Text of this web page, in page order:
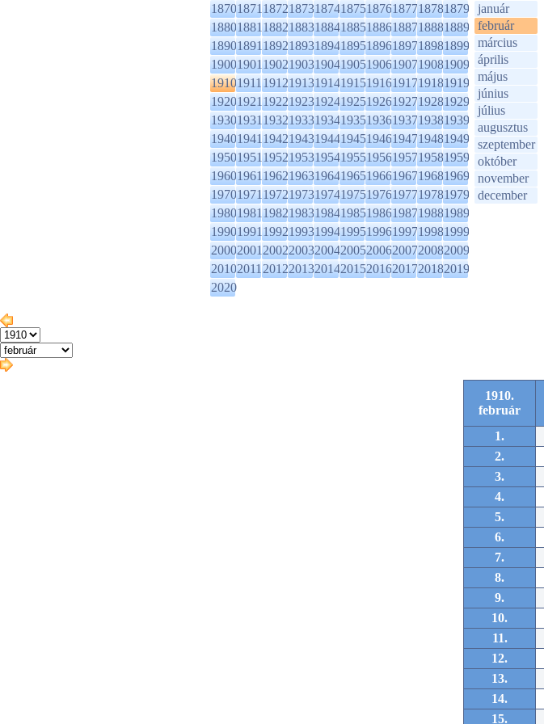
1870187118721873187418751876187718781879
1880188118821883188418851886188718881889
1890189118921893189418951896189718981899
1900190119021903190419051906190719081909
1910191119121913191419151916191719181919
1920192119221923192419251926192719281929
1930193119321933193419351936193719381939
1940194119421943194419451946194719481949
1950195119521953195419551956195719581959
1960196119621963196419651966196719681969
1970197119721973197419751976197719781979
1980198119821983198419851986198719881989
1990199119921993199419951996199719981999
2000200120022003200420052006200720082009
2010201120122013201420152016201720182019
2020
január
február
március
április
május
június
július
augusztus
szeptember
október
november
december
1910.
február
1.
2.
3.
4.
5.
6.
7.
8.
9.
10.
11.
12.
13.
14.
15.